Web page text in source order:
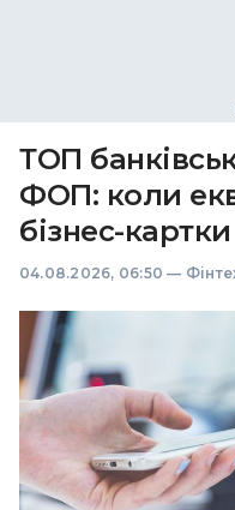
ТОП
ФОП: коли
бізнес-
04.08.2026, 06:50 —